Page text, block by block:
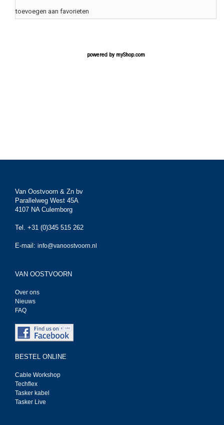
toevoegen aan favorieten
powered by myShop.com
Van Oostvoorn & Zn bv
Parallelweg West 45A
4107 NA Culemborg
Tel. +31 (0)345 515 262
E-mail: info@vanoostvoorn.nl
VAN OOSTVOORN
Over ons
Nieuws
FAQ
BESTEL ONLINE
Cable Workshop
Techflex
Tasker kabel
Tasker Live